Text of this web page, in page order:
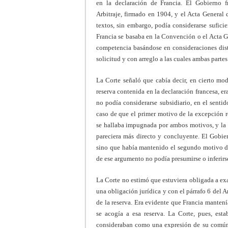
en la declaración de Francia. El Gobierno
Arbitraje, firmado en 1904, y el Acta General
textos, sin embargo, podía considerarse
Francia se basaba en la Convención o el Acta
competencia basándose en consideraciones
solicitud y con arreglo a las cuales ambas
La Corte señaló que cabía decir, en cierto
reserva contenida en la declaración francesa,
no podía considerarse subsidiario, en el
caso de que el primer motivo de la excepción
se hallaba impugnada por ambos motivos, y
pareciera más directo y concluyente. El
sino que había mantenido el segundo motivo
de ese argumento no podía presumirse o
La Corte no estimó que estuviera obligada a
una obligación jurídica y con el párrafo 6 del
de la reserva. Era evidente que Francia
se acogía a esa reserva. La Corte, pues,
consideraban como una expresión de su